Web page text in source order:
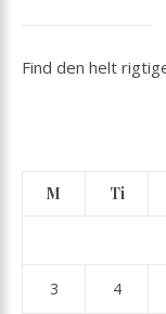
Find den helt
M Ti
3 4